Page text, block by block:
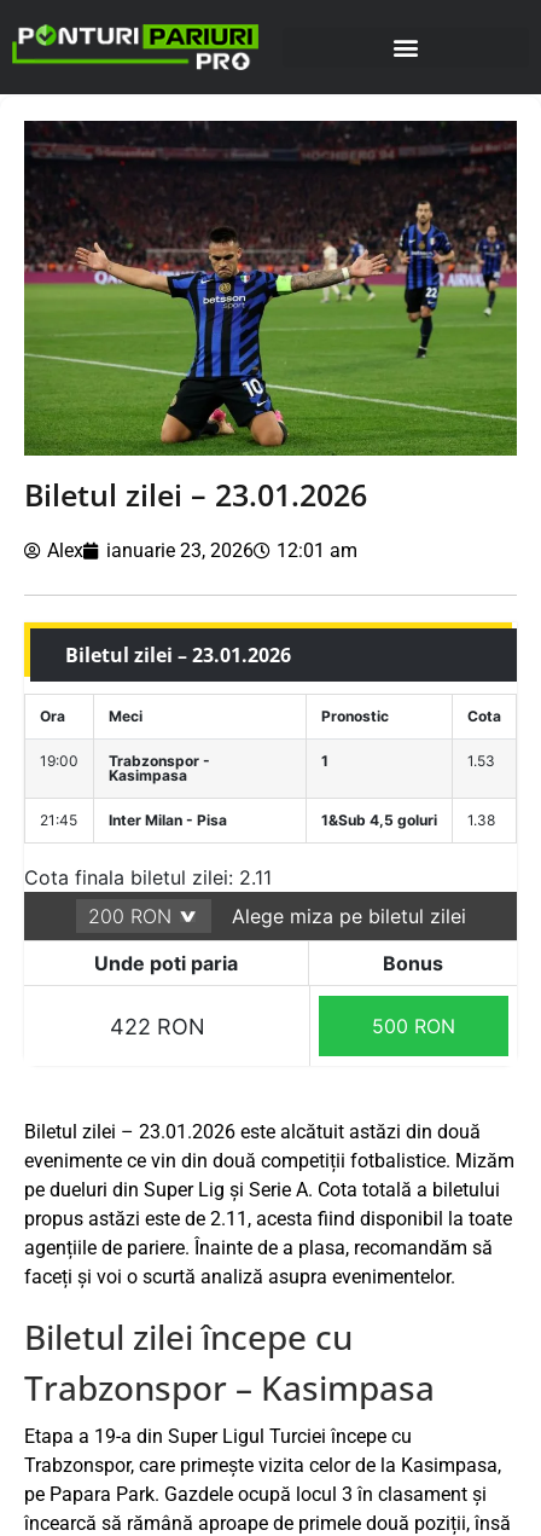
Biletul zilei – 23.01.2026
Alex ianuarie 23, 2026 12:01 am
Biletul zilei – 23.01.2026
Ora Meci Pronostic Cota
19:00
Trabzonspor -
Kasimpasa
1 1.53
21:45 Inter Milan - Pisa 1&Sub 4,5 goluri 1.38
Cota finala biletul zilei: 2.11
Alege miza pe biletul zilei
Unde poti paria
Bonus
422 RON 500 RON
Biletul zilei – 23.01.2026 este alcătuit astăzi din două
evenimente ce vin din două competiții fotbalistice. Mizăm
pe dueluri din Super Lig și Serie A. Cota totală a biletului
propus astăzi este de 2.11, acesta fiind disponibil la toate
agențiile de pariere. Înainte de a plasa, recomandăm să
faceți și voi o scurtă analiză asupra evenimentelor.
Biletul zilei începe cu
Trabzonspor – Kasimpasa
Etapa a 19-a din Super Ligul Turciei începe cu
Trabzonspor, care primește vizita celor de la Kasimpasa,
pe Papara Park. Gazdele ocupă locul 3 în clasament și
încearcă să rămână aproape de primele două poziții, însă